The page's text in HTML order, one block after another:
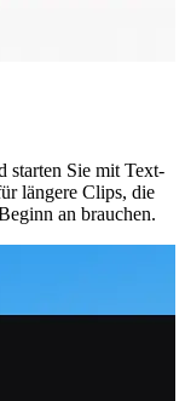
starten Sie mit Text-
längere Clips, die
an brauchen.